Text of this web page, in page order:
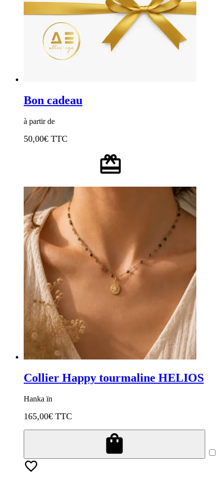
Bon cadeau
à partir de
50,00€ TTC
Collier Happy tourmaline HELIOS
Hanka ïn
165,00€ TTC